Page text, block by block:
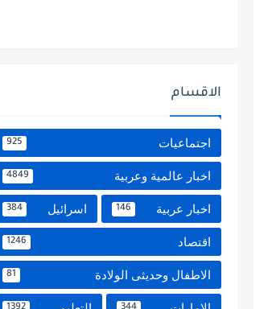
الاقسام
اجتماعيات 925
اخبار عالمية وعربية 4849
اخبار عربية 146 اسرائيل 384
اقتصاد 1246
الاطفال وحديثى الولادة 81